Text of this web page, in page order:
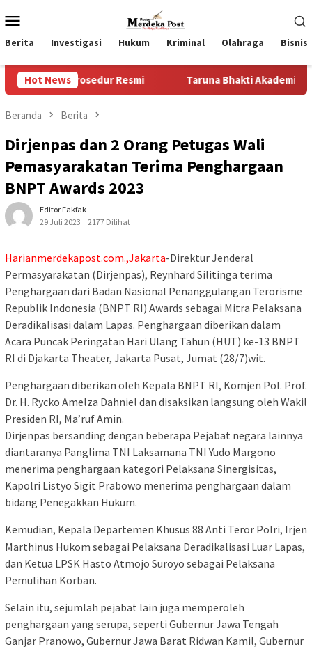
ke
kontenMobile
Berita Investigasi Hukum Kriminal Olahraga Bisnis
Hot News
Resmi Taruna Bhakti Akademi TNI 2026
Beranda Berita
Dirjenpas dan 2 Orang Petugas Wali
Pemasyarakatan Terima Penghargaan
BNPT Awards 2023
Editor Fakfak
29 Juli 2023
2177 Dilihat
Harianmerdekapost.com.,Jakarta-Direktur Jenderal
Permasyarakatan (Dirjenpas), Reynhard Silitinga terima
Penghargaan dari Badan Nasional Penanggulangan Terorisme
Republik Indonesia (BNPT RI) Awards sebagai Mitra Pelaksana
Deradikalisasi dalam Lapas. Penghargaan diberikan dalam
Acara Puncak Peringatan Hari Ulang Tahun (HUT) ke-13 BNPT
RI di Djakarta Theater, Jakarta Pusat, Jumat (28/7)wit.
Penghargaan diberikan oleh Kepala BNPT RI, Komjen Pol. Prof.
Dr. H. Rycko Amelza Dahniel dan disaksikan langsung oleh Wakil
Presiden RI, Ma’ruf Amin.
Dirjenpas bersanding dengan beberapa Pejabat negara lainnya
diantaranya Panglima TNI Laksamana TNI Yudo Margono
menerima penghargaan kategori Pelaksana Sinergisitas,
Kapolri Listyo Sigit Prabowo menerima penghargaan dalam
bidang Penegakkan Hukum.
Kemudian, Kepala Departemen Khusus 88 Anti Teror Polri, Irjen
Marthinus Hukom sebagai Pelaksana Deradikalisasi Luar Lapas,
dan Ketua LPSK Hasto Atmojo Suroyo sebagai Pelaksana
Pemulihan Korban.
Selain itu, sejumlah pejabat lain juga memperoleh
penghargaan yang serupa, seperti Gubernur Jawa Tengah
Ganjar Pranowo, Gubernur Jawa Barat Ridwan Kamil, Gubernur